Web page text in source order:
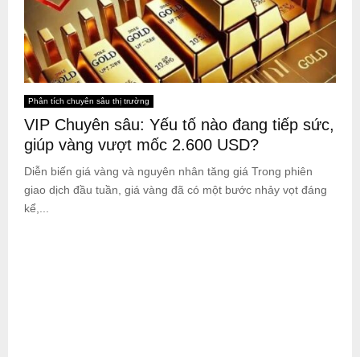
Phân tích chuyên sâu thị trường
VIP Chuyên sâu: Yếu tố nào đang tiếp sức,
giúp vàng vượt mốc 2.600 USD?
Diễn biến giá vàng và nguyên nhân tăng giá Trong phiên
giao dịch đầu tuần, giá vàng đã có một bước nhảy vọt đáng
kể,...